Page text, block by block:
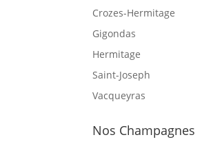
Crozes-Hermitage
Gigondas
Hermitage
Saint-Joseph
Vacqueyras
Nos Champagnes